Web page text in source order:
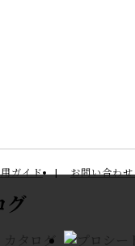
ガイド お問い合わ